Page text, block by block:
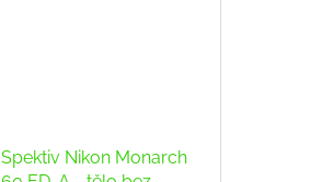
Spektiv Nikon Monarch